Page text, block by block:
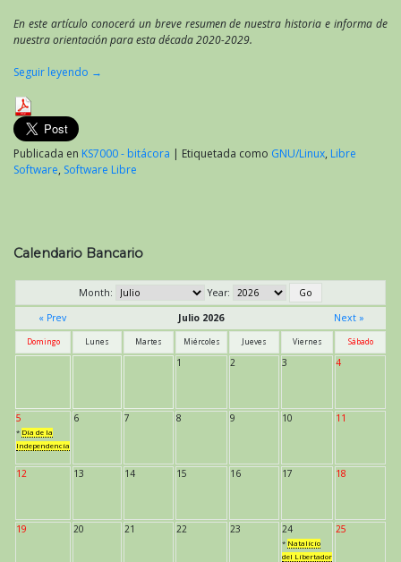
En este artículo conocerá un breve resumen de nuestra historia e informa de
nuestra orientación para esta década 2020-2029.
Seguir leyendo →
Publicada en KS7000 - bitácora | Etiquetada como GNU/Linux, Libre
Software, Software Libre
Calendario Bancario
Month:
Year:
« Prev
Julio 2026 Next »
Domingo Lunes Martes Miércoles Jueves Viernes Sábado
1 2 3 4
5
* Día de la
Independencia
6 7 8 9 10 11
12 13 14 15 16 17 18
19 20 21 22 23 24
* Natalicio
del Libertador
25